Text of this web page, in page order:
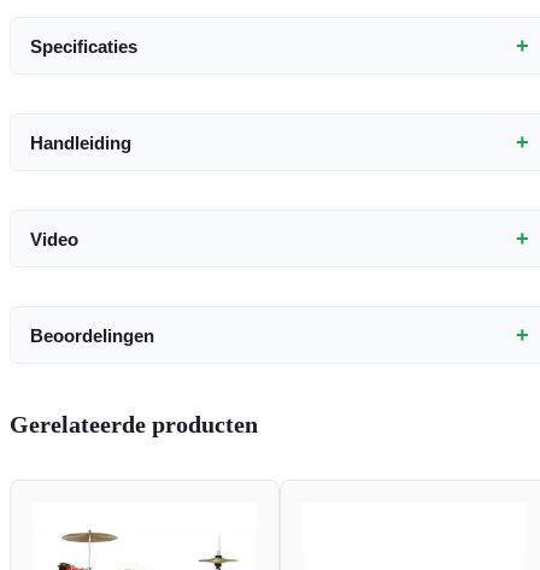
Specificaties +
Handleiding +
Video +
Beoordelingen +
Gerelateerde producten